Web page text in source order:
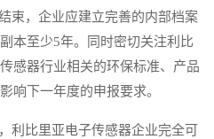
，企业应建立完善的内部档案
本至少5年。同时密切关注利比
感器行业相关的环保标准、产品
响下一年度的申报要求。
比里亚电子传感器企业完全可